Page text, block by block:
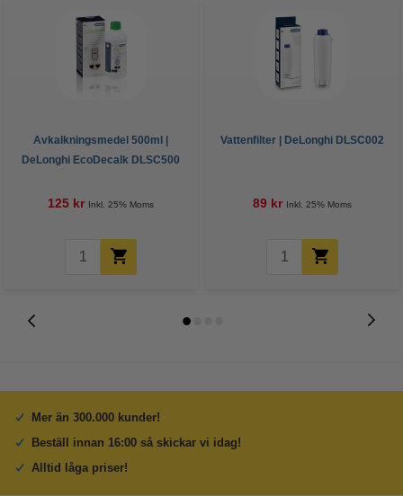
Avkalkningsmedel 500ml |
DeLonghi EcoDecalk DLSC500
125 kr Inkl. 25% Moms
Vattenfilter | DeLonghi DLSC002
89 kr Inkl. 25% Moms
Mer än 300.000 kunder!
Beställ innan 16:00 så skickar vi idag!
Alltid låga priser!